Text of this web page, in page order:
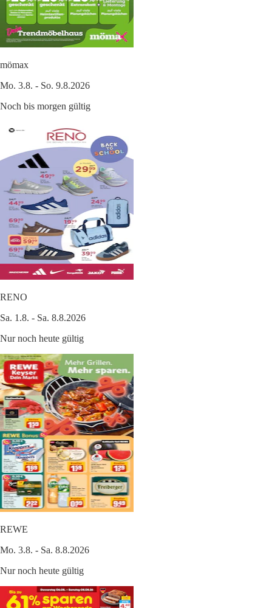
mömax
Mo. 3.8. - So. 9.8.2026
Noch bis morgen gültig
RENO
Sa. 1.8. - Sa. 8.8.2026
Nur noch heute gültig
REWE
Mo. 3.8. - Sa. 8.8.2026
Nur noch heute gültig